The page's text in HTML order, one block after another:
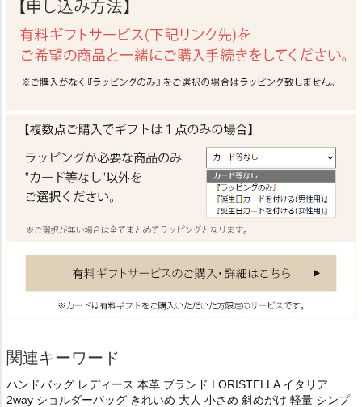
関連キーワード
ハンドバッグ レディース 本革 ブランド LORISTELLA イタリア
2way ショルダーバッグ きれいめ 大人 小さめ 斜めがけ 軽量 シンプ